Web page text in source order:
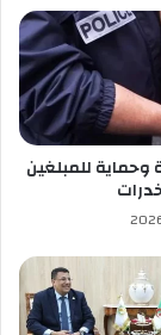
السؤال
ليظهر
وحماية للمبلغين